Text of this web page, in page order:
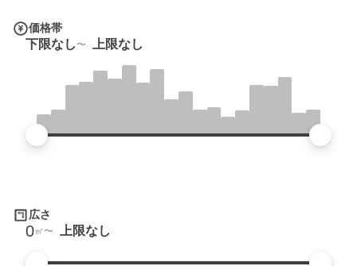
価格帯
下限なし 上限なし
広さ
0㎡ 上限なし